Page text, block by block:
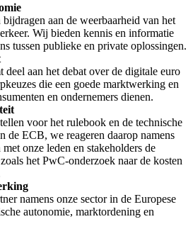
aan de weerbaarheid van het
Wij bieden kennis en informatie
tussen publieke en private oplossingen.
deel aan het debat over de digitale euro
die een goede marktwerking en
en ondernemers dienen.
voor het rulebook en de technische
de ECB, we reageren daarop namens
onze leden en stakeholders de
het PwC-onderzoek naar de kosten
namens onze sector in de Europese
autonomie, marktordening en